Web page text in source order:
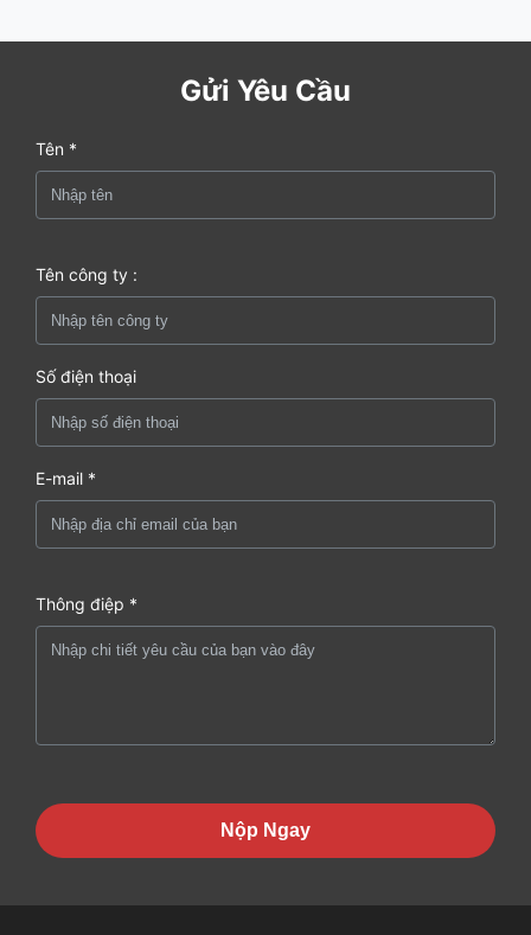
Gửi Yêu Cầu
Tên *
Tên công ty :
Số điện thoại
E-mail *
Thông điệp *
Nộp Ngay